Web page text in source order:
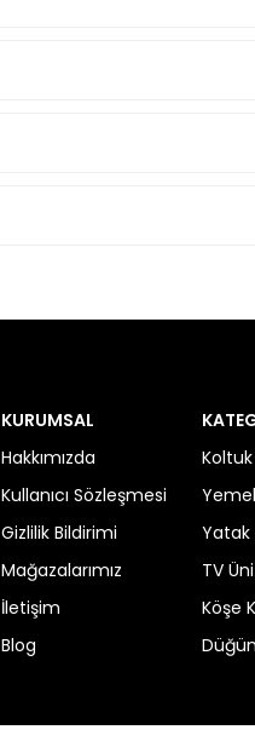
KURUMSAL
Hakkımızda
Kullanıcı Sözleşmesi
Gizlilik Bildirimi
Mağazalarımız
İletişim
Blog
Koltuk
Yatak
TV
Köşe